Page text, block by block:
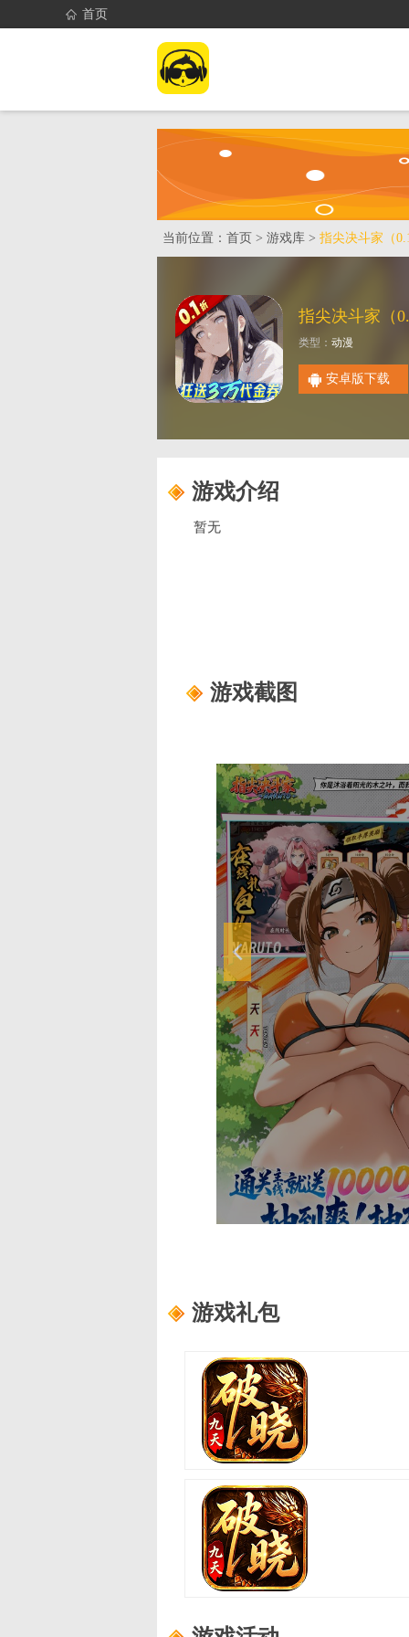
首页
首页 找游戏
当前位置： 首页 > 游戏库 > 指尖决斗家（
类型： 动漫
安卓版下载
游戏介绍
暂无
游戏截图
游戏礼包
适用范围：新手礼包4
礼包内容：轮回之书*10,功勋证明